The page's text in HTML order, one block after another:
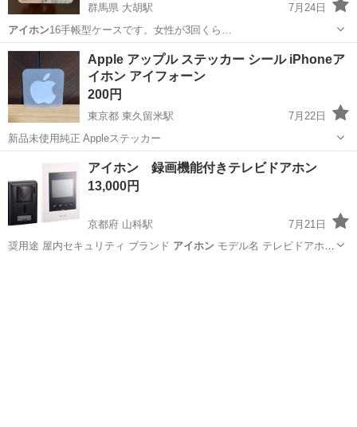
群馬県 大胡駅
7月24日
アイホン16手帳型ケースです。女性が3回くら…
群馬 前橋市 携帯アクセサリー
Apple アップル ステッカー シール iPhoneア
イホン アイフォーン
200円
東京都 東久留米駅
7月22日
新品未使用純正 Appleステッカー
東久留米市 東久留米駅 携帯アクセサリー
アイホン 録画機能付きテレビドアホン
13,000円
京都府 山科駅
7月21日
奨用途 屋内セキュリティ ブランド アイホンモデル名 テレビドアホン